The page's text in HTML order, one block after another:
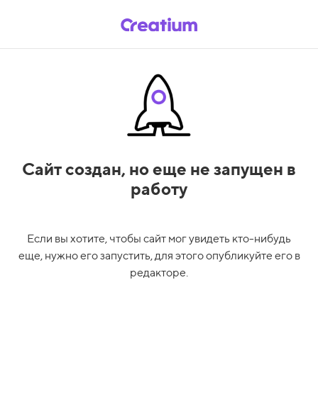
Сайт создан, но еще не запущен в
работу
Если вы хотите, чтобы сайт мог увидеть кто-нибудь
еще, нужно его запустить, для этого опубликуйте его в
редакторе.